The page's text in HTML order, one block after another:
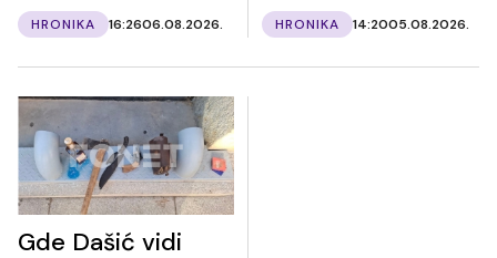
HRONIKA 16:2606.08.2026. HRONIKA 14:2005.08.2026.
Gde Dašić vidi